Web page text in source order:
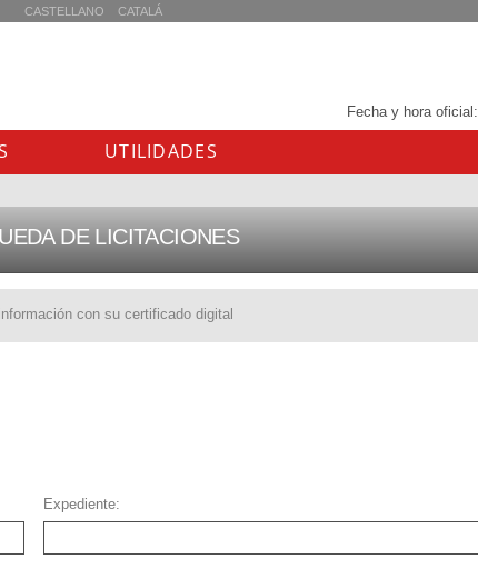
Fecha y hora oficial:
con su certificado digital
UTILIDADES
DE LICITACIONES
Expediente